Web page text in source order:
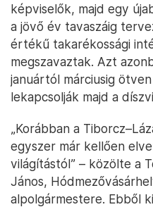
képviselők, majd egy
a jövő év tavaszáig
értékű takarékossági
megszavaztak. Azt
januártól márciusig
lekapcsolják majd a
„Korábban a
egyszer már kellően
világítástól” – közölte a
János,
alpolgármestere. Ebből